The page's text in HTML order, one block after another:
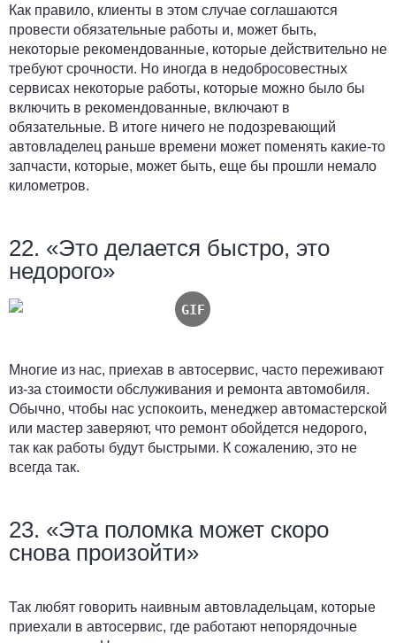
Как правило, клиенты в этом случае соглашаются
провести обязательные работы и, может быть,
некоторые рекомендованные, которые действительно не
требуют срочности. Но иногда в недобросовестных
сервисах некоторые работы, которые можно было бы
включить в рекомендованные, включают в
обязательные. В итоге ничего не подозревающий
автовладелец раньше времени может поменять какие-то
запчасти, которые, может быть, еще бы прошли немало
километров.
22. «Это делается быстро, это
недорого»
Многие из нас, приехав в автосервис, часто переживают
из-за стоимости обслуживания и ремонта автомобиля.
Обычно, чтобы нас успокоить, менеджер автомастерской
или мастер заверяют, что ремонт обойдется недорого,
так как работы будут быстрыми. К сожалению, это не
всегда так.
23. «Эта поломка может скоро
снова произойти»
Так любят говорить наивным автовладельцам, которые
приехали в автосервис, где работают непорядочные